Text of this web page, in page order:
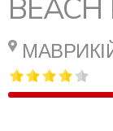
BEACH